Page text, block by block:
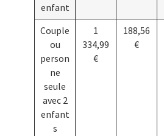
enfant
Couple
ou
person
ne
seule
avec 2
enfant
s
1
334,99
€
188,56
€